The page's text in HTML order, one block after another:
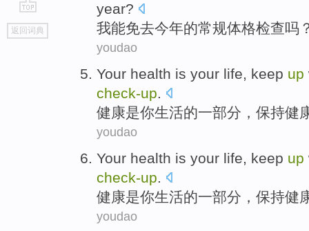
go
top
返回词典
year?
我能免去今年的常规体格检查吗
youdao
Your health is your life, keep up
check-up.
健康是你生活的一部分， 保持健
youdao
Your health is your life, keep up
check-up.
健康是你生活的一部分， 保持健
youdao